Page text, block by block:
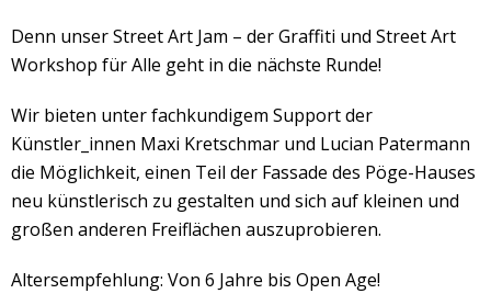
Räume mieten
Presse/Newsletter
Denn unser Street Art Jam – der Graffiti und Street Art
Workshop für Alle geht in die nächste Runde!
Wir bieten unter fachkundigem Support der
Künstler_innen Maxi Kretschmar und Lucian Patermann
die Möglichkeit, einen Teil der Fassade des Pöge-Hauses
neu künstlerisch zu gestalten und sich auf kleinen und
großen anderen Freiflächen auszuprobieren.
Altersempfehlung: Von 6 Jahre bis Open Age!